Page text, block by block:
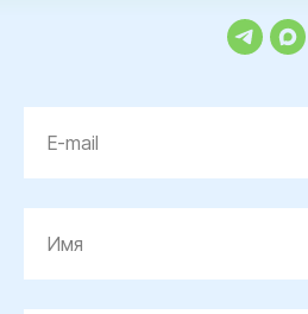
E-mail
Имя